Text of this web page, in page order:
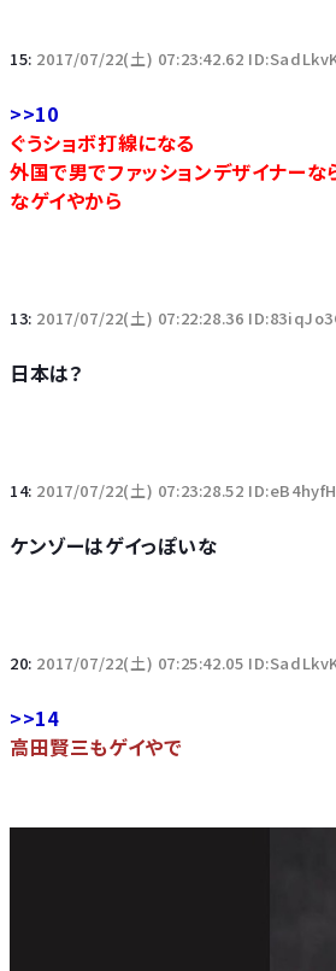
15: 2017/07/22(土) 07:23:42.62
>>10
ぐうショボ打線になる
外国で男でファッションデザイナーな
なゲイやから
13: 2017/07/22(土) 07:22:28.36
日本は？
14: 2017/07/22(土) 07:23:28.52
ケンゾーはゲイっぽいな
20: 2017/07/22(土) 07:25:42.05
>>14
高田賢三もゲイやで